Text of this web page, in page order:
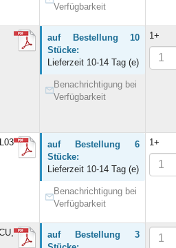
Verfügbarkeit
auf Bestellung 10
Stücke:
Lieferzeit 10-14 Tag (e)
Benachrichtigung bei
Verfügbarkeit
1+
auf Bestellung 6
Stücke:
Lieferzeit 10-14 Tag (e)
Benachrichtigung bei
Verfügbarkeit
1+
auf Bestellung 3